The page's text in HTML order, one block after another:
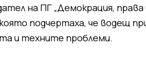
на ПГ „Демокрация, права
подчертаха, че водещ
и техните проблеми.